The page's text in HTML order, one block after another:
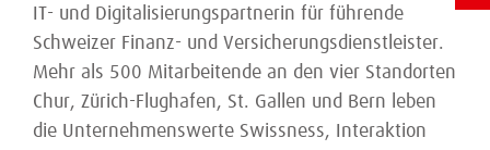
IT- und Digitalisierungspartnerin für führende
Schweizer Finanz- und Versicherungsdienstleister.
Mehr als 500 Mitarbeitende an den vier Standorten
Chur, Zürich-Flughafen, St. Gallen und Bern leben
die Unternehmenswerte Swissness, Interaktion